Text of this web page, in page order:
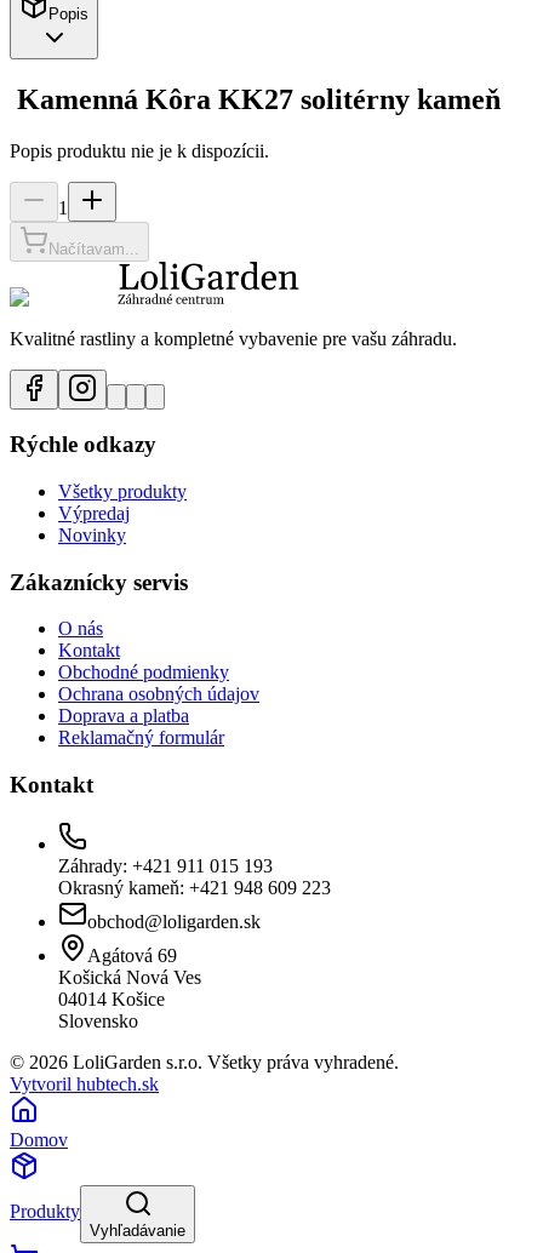
Popis
Kamenná Kôra KK27 solitérny kameň
Popis produktu nie je k dispozícii.
1
Načítavam...
Kvalitné rastliny a kompletné vybavenie pre vašu záhradu.
Rýchle odkazy
Všetky produkty
Výpredaj
Novinky
Zákaznícky servis
O nás
Kontakt
Obchodné podmienky
Ochrana osobných údajov
Doprava a platba
Reklamačný formulár
Kontakt
Záhrady: +421 911 015 193
Okrasný kameň: +421 948 609 223
obchod@loligarden.sk
Agátová 69
Košická Nová Ves
04014 Košice
Slovensko
© 2026 LoliGarden s.r.o. Všetky práva vyhradené.
Vytvoril hubtech.sk
Domov
Produkty
Vyhľadávanie